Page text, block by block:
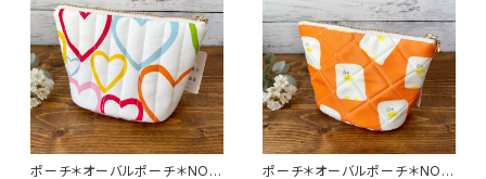
ポーチ＊オーバルポーチ＊NO.6
ポーチ＊オーバルポーチ＊NO.6